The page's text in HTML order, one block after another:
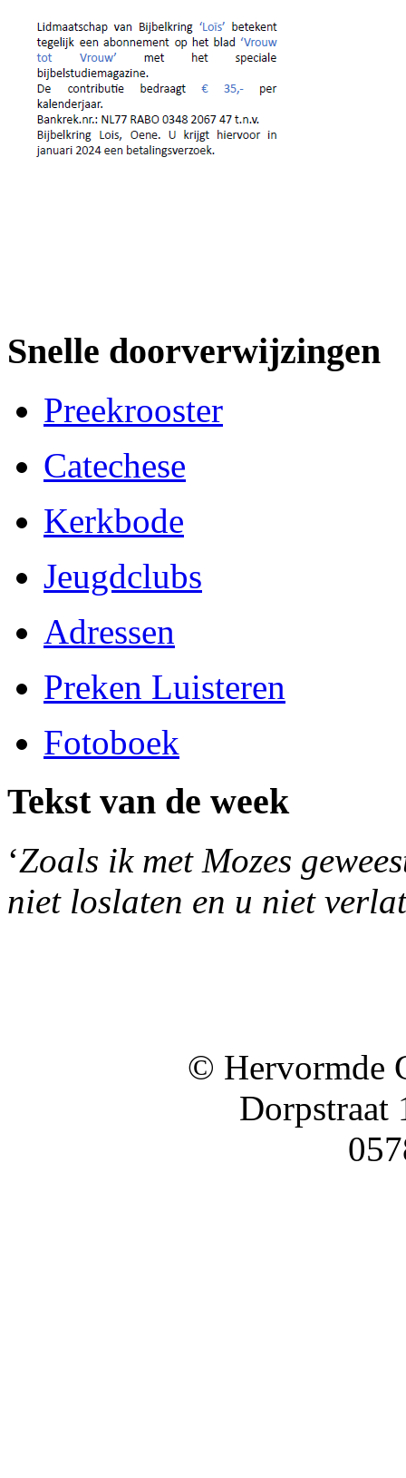
Snelle doorverwijzingen
Preekrooster
Catechese
Kerkbode
Jeugdclubs
Adressen
Preken Luisteren
Fotoboek
Tekst van de week
‘Zoals ik met Mozes
niet loslaten en u niet
© Hervormde
Dorpstraat